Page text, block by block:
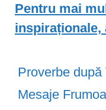
Pentru mai
inspiraționale,
Proverbe după
Mesaje